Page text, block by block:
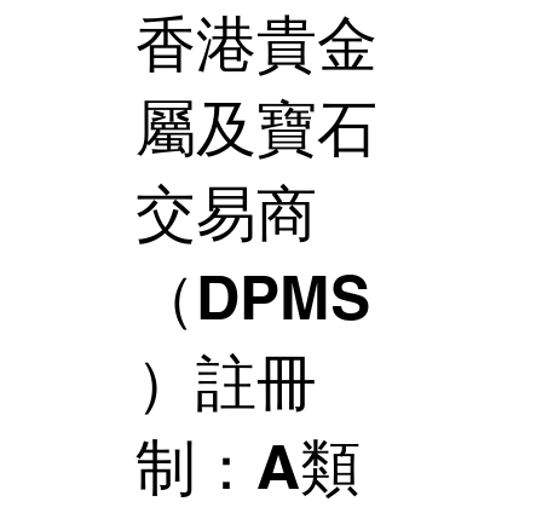
香港貴金
屬及寶石
交易商
（DPMS
）註冊
制：A類